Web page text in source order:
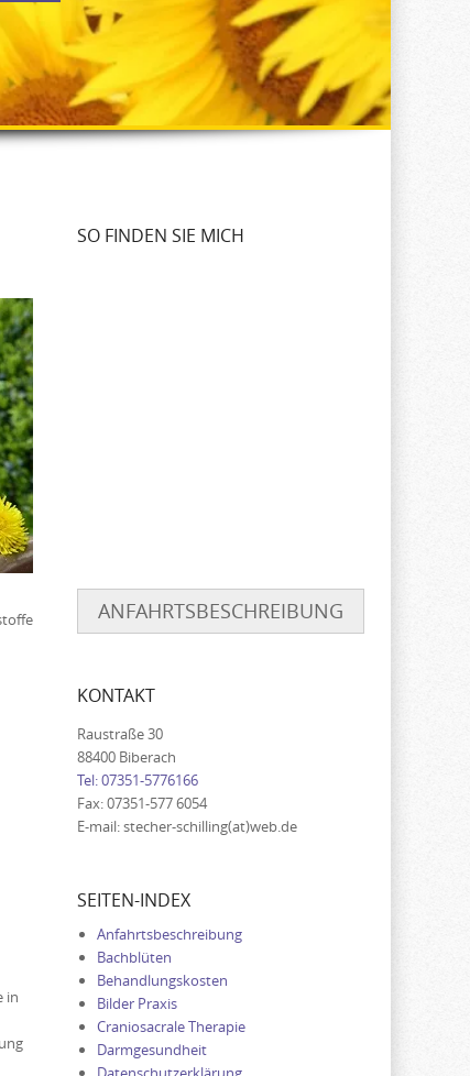
in
SO FINDEN SIE MICH
ANFAHRTSBESCHREIBUNG
KONTAKT
Raustraße 30
88400 Biberach
Tel: 07351-5776166
Fax: 07351-577 6054
E-mail: stecher-schilling(at)web.de
SEITEN-INDEX
Anfahrtsbeschreibung
Bachblüten
Behandlungskosten
Bilder Praxis
Craniosacrale Therapie
Darmgesundheit